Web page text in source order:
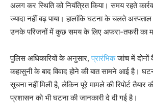
अलग कर स्थिति को नियंत्रित किया। समय रहते
ज्यादा नहीं बढ़ पाया। हालांकि घटना के चलते
उनके परिजनों में कुछ समय के लिए अफरा-तफरी का
पुलिस अधिकारियों के अनुसार,प्रारंभिकजांच में दोनों
कहासुनी के बाद विवाद होने की बात सामने आई है।
सूचना नहीं मिली है, लेकिन पूरे मामले की रिपोर्ट तैयार
प्रशासन को भी घटना की जानकारी दे दी गई है।